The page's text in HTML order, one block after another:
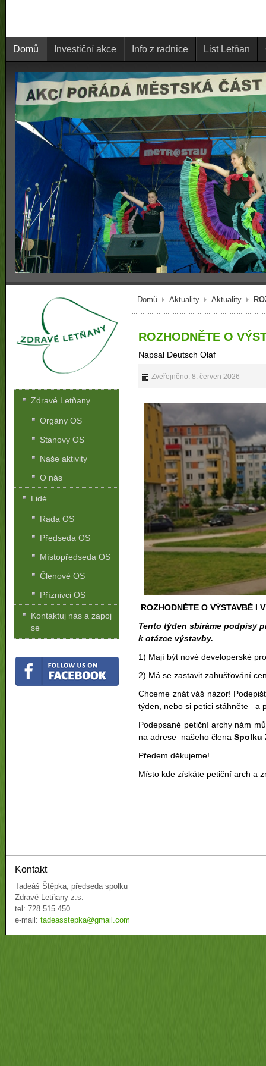
Domů Investiční akce Info z radnice List Letňan
Domů Aktuality Aktuality
ROZHODNĚTE O
Napsal Deutsch Olaf
Zveřejněno: 8. červen 2026
ROZHODNĚTE O VÝSTAVBĚ I
Tento týden sbíráme podpisy
k otázce výstavby.
1) Mají být nové developerské
2) Má se zastavit zahušťování
Chceme znát váš názor!
týden, nebo si petici stáhněte a
Podepsané petiční archy nám
na adrese našeho členaSpolku
Předem děkujeme!
Místo kde získáte petiční arch a
Zdravé Letňany
Orgány OS
Stanovy OS
Naše aktivity
O nás
Lidé
Rada OS
Předseda OS
Místopředseda OS
Členové OS
Příznivci OS
Kontaktuj nás a zapoj
se
Kontakt
Tadeáš Štěpka, předseda spolku
Zdravé Letňany z.s.
tel: 728 515 450
e-mail: tadeasstepka@gmail.com